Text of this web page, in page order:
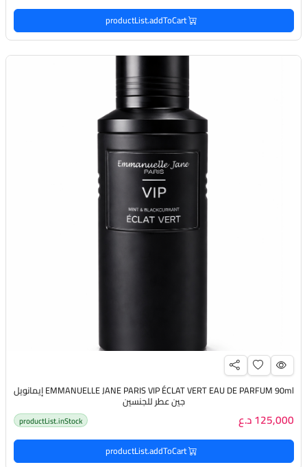
productList.addToCart
EMMANUELLE JANE PARIS VIP ÉCLAT VERT EAU DE PARFUM 90ml إيمانويل
جين عطر للجنسين
125,000 د.ع productList.inStock
productList.addToCart